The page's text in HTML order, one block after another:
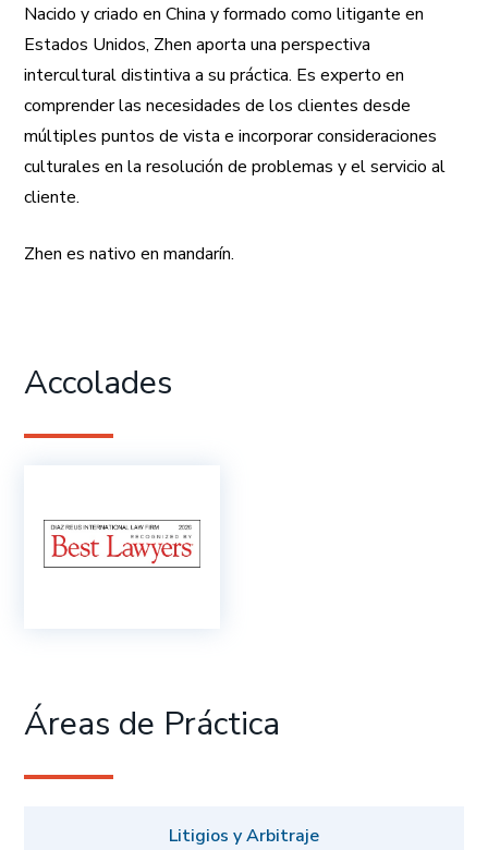
Nacido y criado en China y formado como litigante en
Estados Unidos, Zhen aporta una perspectiva
intercultural distintiva a su práctica. Es experto en
comprender las necesidades de los clientes desde
múltiples puntos de vista e incorporar consideraciones
culturales en la resolución de problemas y el servicio al
cliente.
Zhen es nativo en mandarín.
Accolades
Áreas de Práctica
Litigios y Arbitraje